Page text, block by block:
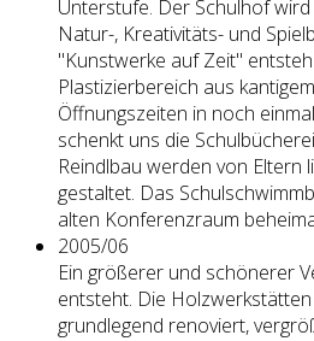
Unterstufe. Der Schulhof
Natur-, Kreativitäts- und
"Kunstwerke auf Zeit"
Plastizierbereich aus
Öffnungszeiten in noch
schenkt uns die
Reindlbau werden von Eltern
gestaltet. Das
alten Konferenzraum
2005/06
Ein größerer und schönerer
entsteht. Die
grundlegend renoviert,